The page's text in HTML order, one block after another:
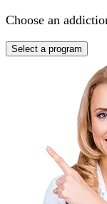
Choose an
Select a program